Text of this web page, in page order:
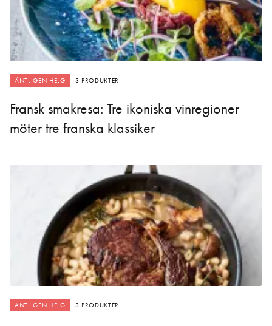
ÄNTLIGEN HELG 3 PRODUKTER
Fransk smakresa: Tre ikoniska vinregioner
möter tre franska klassiker
ÄNTLIGEN HELG 3 PRODUKTER